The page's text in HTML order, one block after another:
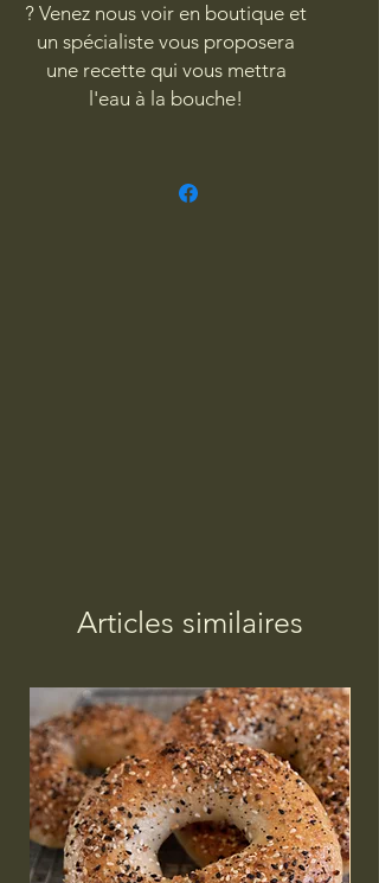
? Venez nous voir en boutique et
un spécialiste vous proposera
une recette qui vous mettra
l'eau à la bouche!
Articles similaires